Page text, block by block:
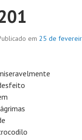
em 25 de